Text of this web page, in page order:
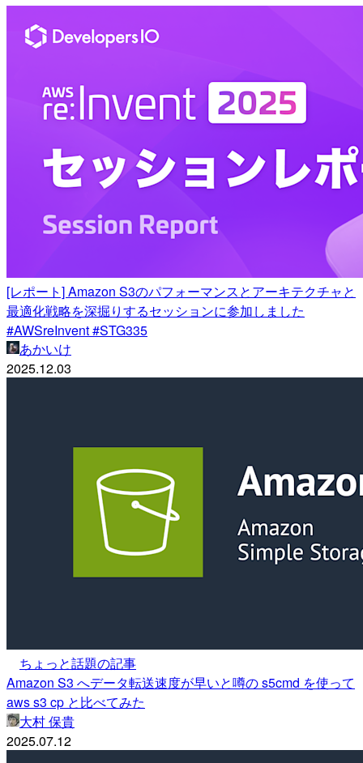
[レポート] Amazon S3のパフォーマンスとアーキテクチャと
最適化戦略を深掘りするセッションに参加しました
#AWSreInvent #STG335
あかいけ
2025.12.03
ちょっと話題の記事
Amazon S3 へデータ転送速度が早いと噂の s5cmd を使って
aws s3 cp と比べてみた
大村 保貴
2025.07.12